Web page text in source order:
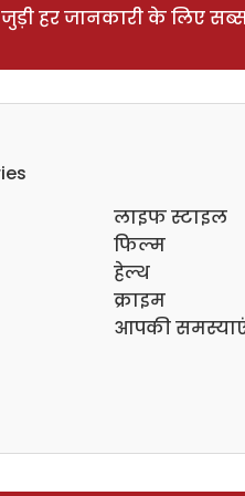
हर जानकारी के लिए
लाइफ स्टाइल
फिल्म
हेल्थ
क्राइम
आपकी